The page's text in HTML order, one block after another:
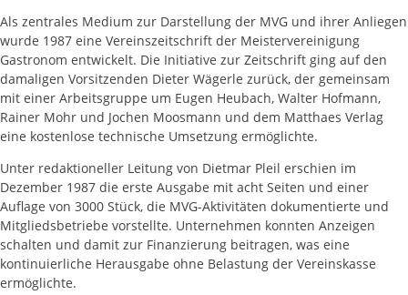
Als zentrales Medium zur Darstellung der MVG und ihrer Anliegen
wurde 1987 eine Vereinszeitschrift der Meistervereinigung
Gastronom entwickelt. Die Initiative zur Zeitschrift ging auf den
damaligen Vorsitzenden Dieter Wägerle zurück, der gemeinsam
mit einer Arbeitsgruppe um Eugen Heubach, Walter Hofmann,
Rainer Mohr und Jochen Moosmann und dem Matthaes Verlag
eine kostenlose technische Umsetzung ermöglichte.
Unter redaktioneller Leitung von Dietmar Pleil erschien im
Dezember 1987 die erste Ausgabe mit acht Seiten und einer
Auflage von 3000 Stück, die MVG-Aktivitäten dokumentierte und
Mitgliedsbetriebe vorstellte. Unternehmen konnten Anzeigen
schalten und damit zur Finanzierung beitragen, was eine
kontinuierliche Herausgabe ohne Belastung der Vereinskasse
ermöglichte.